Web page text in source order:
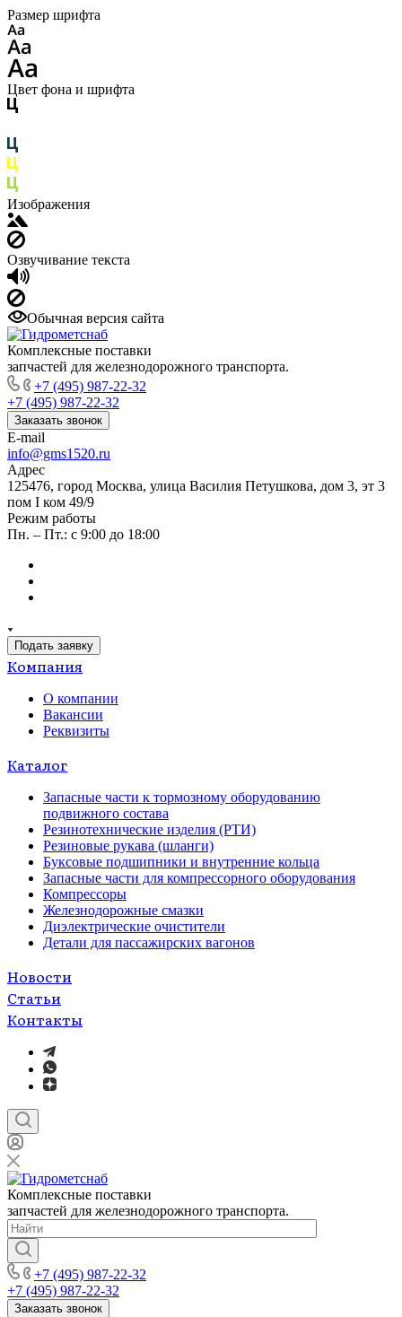
Размер шрифта
Цвет фона и шрифта
Изображения
Озвучивание текста
Обычная версия сайта
Комплексные поставки
запчастей для железнодорожного транспорта.
+7 (495) 987-22-32
+7 (495) 987-22-32
Заказать звонок
E-mail
info@gms1520.ru
Адрес
125476, город Москва, улица Василия Петушкова, дом 3, эт 3
пом I ком 49/9
Режим работы
Пн. – Пт.: с 9:00 до 18:00
Подать заявку
Компания
О компании
Вакансии
Реквизиты
Каталог
Запасные части к тормозному оборудованию
подвижного состава
Резинотехнические изделия (РТИ)
Резиновые рукава (шланги)
Буксовые подшипники и внутренние кольца
Запасные части для компрессорного оборудования
Компрессоры
Железнодорожные смазки
Диэлектрические очистители
Детали для пассажирских вагонов
Новости
Статьи
Контакты
Комплексные поставки
запчастей для железнодорожного транспорта.
+7 (495) 987-22-32
+7 (495) 987-22-32
Заказать звонок